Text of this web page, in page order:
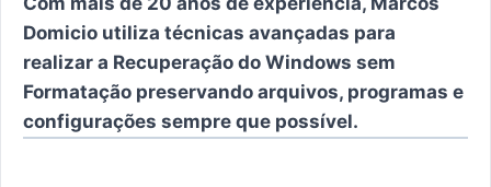
Domicio utiliza técnicas avançadas para
realizar a Recuperação do Windows sem
Formatação preservando arquivos, programas e
configurações sempre que possível.